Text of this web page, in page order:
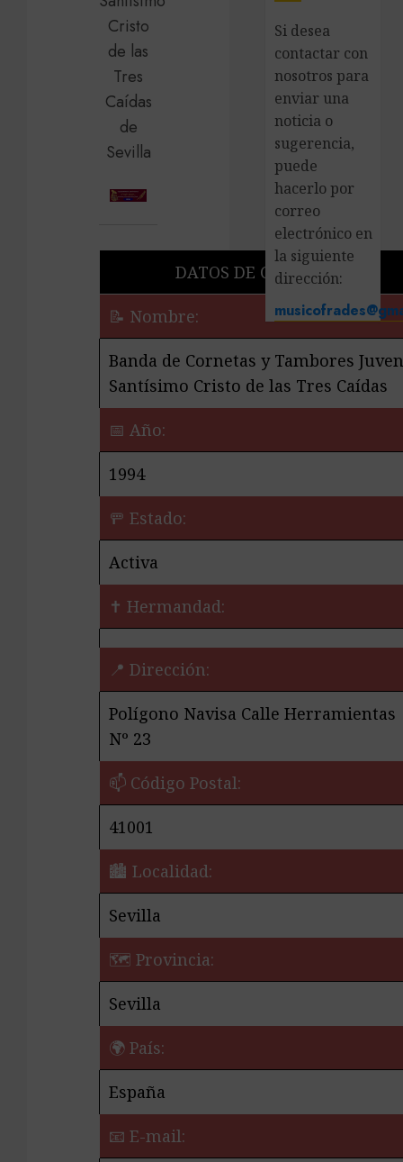
DATOS DE CONTACTO
📝 Nombre:
Banda de Cornetas y Tambores
Santísimo Cristo de las Tres Caídas
📅 Año:
1994
🚥 Estado:
Activa
✝️ Hermandad:
📍 Dirección:
Polígono Navisa Calle Herramientas
Nº 23
📫 Código Postal:
41001
🏙️ Localidad:
Sevilla
🗺 Provincia:
Sevilla
🌍 País:
España
📧 E-mail:
Si desea
contactar con
nosotros para
enviar una
noticia o
sugerencia,
puede
hacerlo por
correo
electrónico en
la siguiente
dirección: